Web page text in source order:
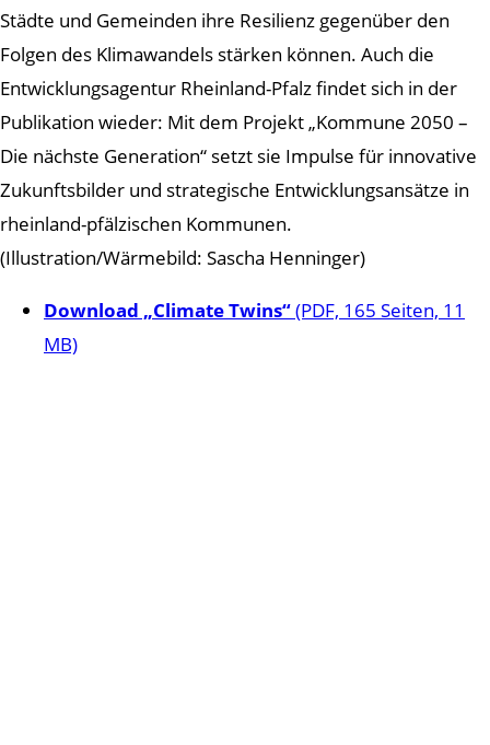
Städte und Gemeinden ihre Resilienz gegenüber den
Folgen des Klimawandels stärken können. Auch die
Entwicklungsagentur Rheinland-Pfalz findet sich in der
Publikation wieder: Mit dem Projekt „Kommune 2050 –
Die nächste Generation“ setzt sie Impulse für innovative
Zukunftsbilder und strategische Entwicklungsansätze in
rheinland-pfälzischen Kommunen.
(Illustration/Wärmebild: Sascha Henninger)
Download „Climate Twins“(PDF, 165 Seiten, 11
MB)